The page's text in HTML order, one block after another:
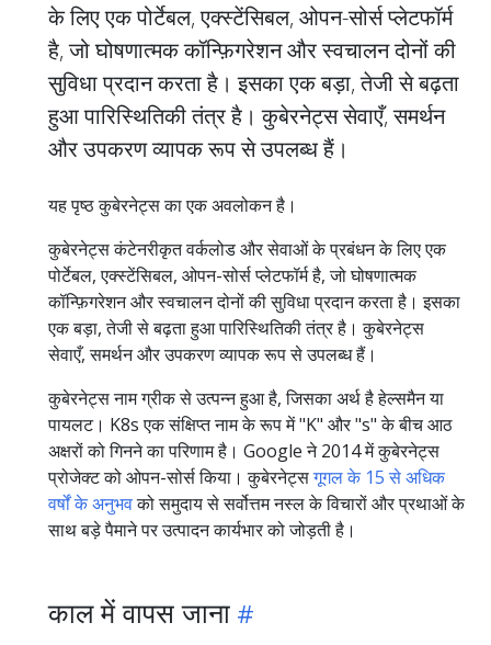
के लिए एक पोर्टेबल, एक्स्टेंसिबल, ओपन-सोर्स प्लेटफॉर्म
है, जो घोषणात्मक कॉन्फ़िगरेशन और स्वचालन दोनों की
सुविधा प्रदान करता है। इसका एक बड़ा, तेजी से बढ़ता
हुआ पारिस्थितिकी तंत्र है। कुबेरनेट्स सेवाएँ, समर्थन
और उपकरण व्यापक रूप से उपलब्ध हैं।
यह पृष्ठ कुबेरनेट्स का एक अवलोकन है।
कुबेरनेट्स कंटेनरीकृत वर्कलोड और सेवाओं के प्रबंधन के लिए एक
पोर्टेबल, एक्स्टेंसिबल, ओपन-सोर्स प्लेटफॉर्म है, जो घोषणात्मक
कॉन्फ़िगरेशन और स्वचालन दोनों की सुविधा प्रदान करता है। इसका
एक बड़ा, तेजी से बढ़ता हुआ पारिस्थितिकी तंत्र है। कुबेरनेट्स
सेवाएँ, समर्थन और उपकरण व्यापक रूप से उपलब्ध हैं।
कुबेरनेट्स नाम ग्रीक से उत्पन्न हुआ है, जिसका अर्थ है हेल्समैन या
पायलट। K8s एक संक्षिप्त नाम के रूप में "K" और "s" के बीच आठ
अक्षरों को गिनने का परिणाम है। Google ने 2014 में कुबेरनेट्स
प्रोजेक्ट को ओपन-सोर्स किया। कुबेरनेट्सगूगल के 15 से अधिक
वर्षों के अनुभवको समुदाय से सर्वोत्तम नस्ल के विचारों और प्रथाओं के
साथ बड़े पैमाने पर उत्पादन कार्यभार को जोड़ती है।
काल में वापस जाना